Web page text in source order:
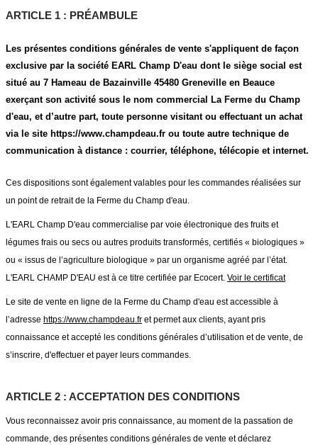
ARTICLE 1 : PRÉAMBULE
Les présentes conditions générales de vente s'appliquent de façon
exclusive par la société EARL Champ D'eau dont le siège social est
situé au 7 Hameau de Bazainville 45480 Greneville en Beauce
exerçant son activité sous le nom commercial La Ferme du Champ
d'eau, et d’autre part, toute personne visitant ou effectuant un achat
via le site https://www.champdeau.fr ou toute autre technique de
communication à distance : courrier, téléphone, télécopie et internet.
Ces dispositions sont également valables pour les commandes réalisées sur
un point de retrait de la Ferme du Champ d'eau.
L'EARL Champ D'eau commercialise par voie électronique des fruits et
légumes frais ou secs ou autres produits transformés, certifiés « biologiques »
ou « issus de l’agriculture biologique » par un organisme agréé par l’état.
L'EARL CHAMP D'EAU est à ce titre certifiée par Ecocert. Voir le certificat
Le site de vente en ligne de la Ferme du Champ d'eau est accessible à
l’adresse https://www.champdeau.fr et permet aux clients, ayant pris
connaissance et accepté les conditions générales d’utilisation et de vente, de
s’inscrire, d'effectuer et payer leurs commandes.
ARTICLE 2 : ACCEPTATION DES CONDITIONS
Vous reconnaissez avoir pris connaissance, au moment de la passation de
commande, des présentes conditions générales de vente et déclarez